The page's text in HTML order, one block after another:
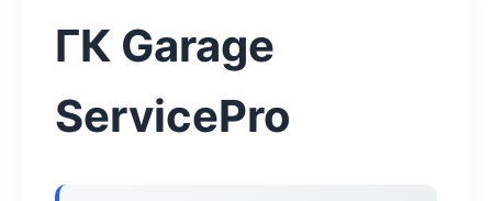
ГК Garage
ServicePro